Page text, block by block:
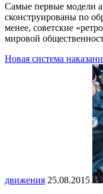
Самые первые модели
сконструированы по
менее, советские
мировой
Новая система
движения 25.08.2015